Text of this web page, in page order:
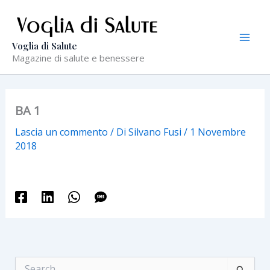
contenuto
Voglia di Salute
Magazine di salute e benessere
BA 1
Lascia un commento / Di Silvano Fusi / 1 Novembre
2018